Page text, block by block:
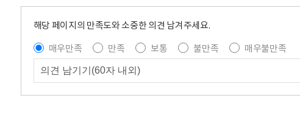
해당 페이지의 만족도와 소중한 의견 남겨주세요.
매우만족
만족 보통 불만족
매우불만족